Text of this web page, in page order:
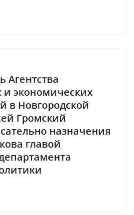
Агентства
и экономических
в Новгородской
Громский
назначения
главой